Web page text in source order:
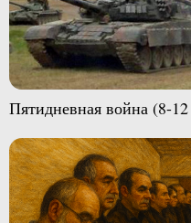
Пятидневная война (8-12